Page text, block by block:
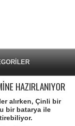
HAZIRLANIYOR
alırken, Çinli bir
bir batarya ile